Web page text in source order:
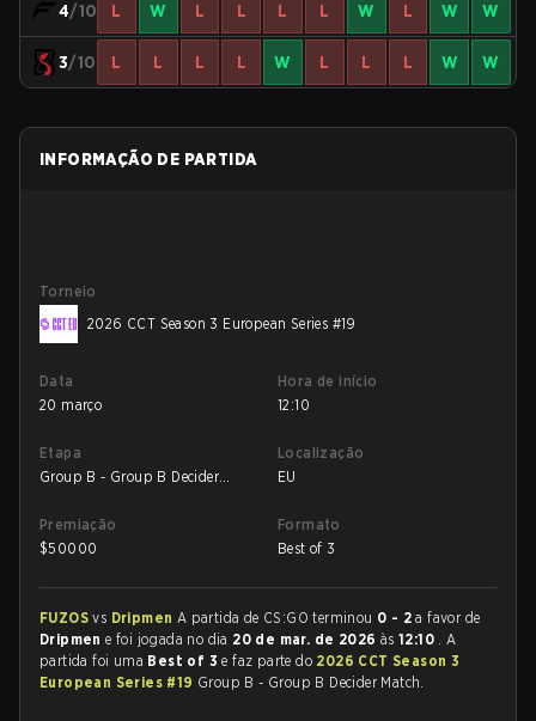
4/10 L W L L L L W L W W
3/10 L L L L W L L L W W
INFORMAÇÃO DE PARTIDA
Torneio
2026 CCT Season 3 European Series #19
Data
20 março
Hora de início
12:10
Etapa
Group B - Group B Decider
Localização
EU
Premiação
$50000
Formato
Best of 3
FUZOSvs Dripmen A partida de CS:GO terminou 0 - 2 a favor de
Dripmene foi jogada no dia 20 de mar. de 2026 às12:10 . A
partida foi uma Best of 3e faz parte do 2026 CCT Season 3
European Series #19 Group B - Group B Decider Match.